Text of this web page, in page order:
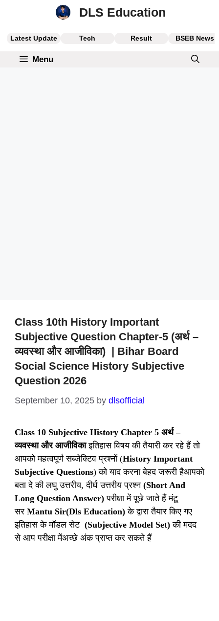
DLS Education
Latest Update Tech Result BSEB News
Menu
Class 10th History Important
Subjective Question Chapter-5 (अर्थ –
व्यवस्था और आजीविका) | Bihar Board
Social Science History Subjective
Question 2026
September 10, 2025 by dlsofficial
Class 10 Subjective History Chapter 5 अर्थ –
व्यवस्था और आजीविकाइतिहास विषय की तैयारी कर रहे हैं तो
आपको महत्वपूर्ण सब्जेक्टिव प्रश्नों (History Important
Subjective Questions) को याद करना बेहद जरूरी हैआपको
बता दे की लघु उत्तरीय, दीर्घ उत्तरीय प्रश्न(Short And
Long Question Answer) परीक्षा में पूछे जाते हैं मंटू
सर Mantu Sir(Dls Education) के द्वारा तैयार किए गए
इतिहास के मॉडल सेट (Subjective Model Set) की मदद
से आप परीक्षा मेंअच्छे अंक प्राप्त कर सकते हैं